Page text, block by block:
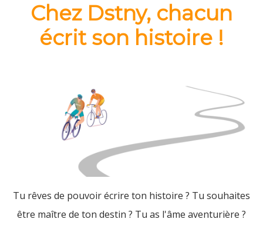
Chez Dstny, chacun
écrit son histoire !
Tu rêves de pouvoir écrire ton histoire ? Tu souhaites
être maître de ton destin ? Tu as l'âme aventurière ?